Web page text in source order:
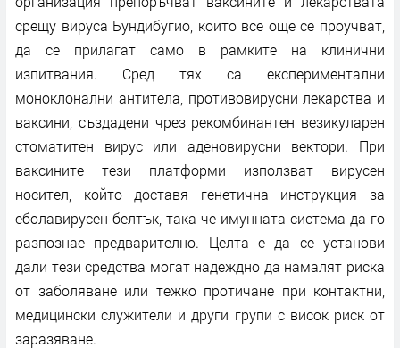
срещу вируса Бундибугио, които все още се проучват,
да се прилагат само в рамките на клинични
изпитвания. Сред тях са експериментални
моноклонални антитела, противовирусни лекарства и
ваксини, създадени чрез рекомбинантен везикуларен
стоматитен вирус или аденовирусни вектори. При
ваксините тези платформи използват вирусен
носител, който доставя генетична инструкция за
еболавирусен белтък, така че имунната система да го
разпознае предварително. Целта е да се установи
дали тези средства могат надеждно да намалят риска
от заболяване или тежко протичане при контактни,
медицински служители и други групи с висок риск от
заразяване.